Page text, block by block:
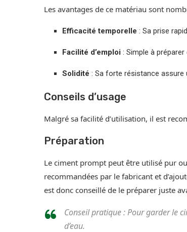
Les avantages de ce matériau sont
Efficacité temporelle : Sa prise
Facilité d’emploi : Simple à
Solidité : Sa forte résistance assure
Conseils d’usage
Malgré sa facilité d’utilisation, il est
Préparation
Le ciment prompt peut être utilisé pur
recommandées par le fabricant et
est donc conseillé de le préparer juste
Conseil pratique : Pour garder le
d’eau.